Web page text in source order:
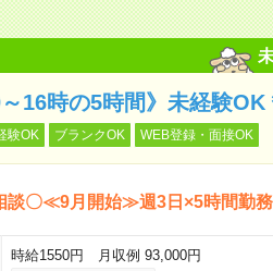
～16時の5時間》未経験
験OK ブランクOK WEB登録・面接OK
談〇≪9月開始≫週3日×5時間勤
時給1550円 月収例 93,000円